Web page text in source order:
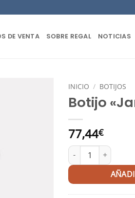
DE VENTA SOBRE REGAL NOTICIAS
INICIO / BOTIJOS
Botijo
77,44€
Botijo "Jandilla"